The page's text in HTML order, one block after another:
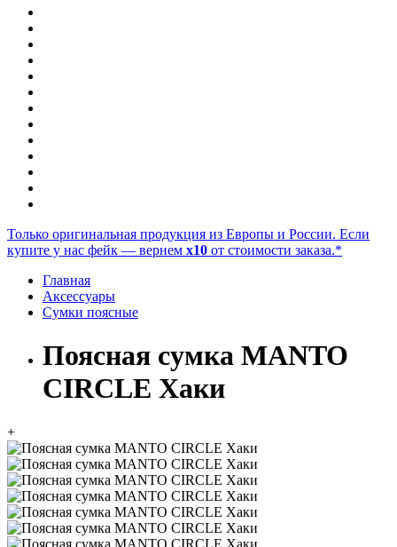
Только оригинальная продукция из Европы и России. Если
купите у нас фейк — вернем x10 от стоимости заказа.*
Главная
Аксессуары
Сумки поясные
Поясная сумка MANTO
CIRCLE Хаки
+